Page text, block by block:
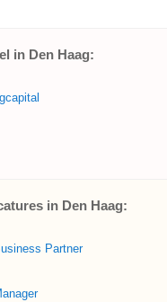
in Den Haag:
in Den Haag:
Partner